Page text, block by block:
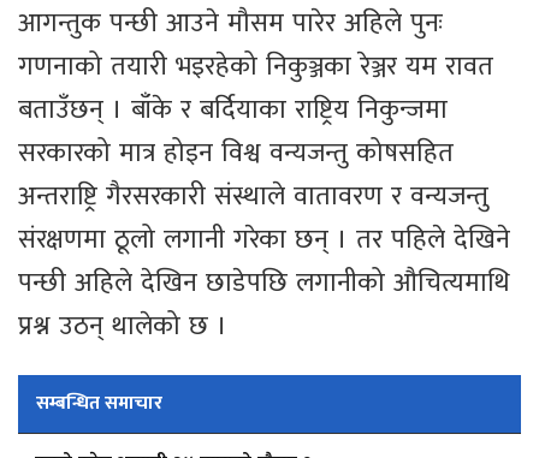
आगन्तुक पन्छी आउने मौसम पारेर अहिले पुनः
गणनाको तयारी भइरहेको निकुञ्जका रेञ्जर यम रावत
बताउँछन् । बाँके र बर्दियाका राष्ट्रिय निकुन्जमा
सरकारको मात्र होइन विश्व वन्यजन्तु कोषसहित
अन्तराष्ट्रि गैरसरकारी संस्थाले वातावरण र वन्यजन्तु
संरक्षणमा ठूलो लगानी गरेका छन् । तर पहिले देखिने
पन्छी अहिले देखिन छाडेपछि लगानीको औचित्यमाथि
प्रश्न उठन् थालेको छ ।
सम्बन्धित समाचार